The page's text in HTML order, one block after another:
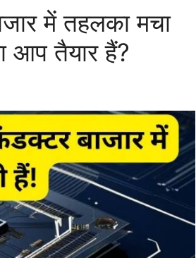
में तहलका मचा
आप तैयार हैं?